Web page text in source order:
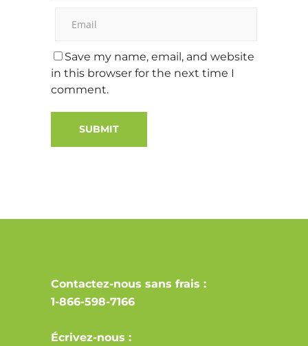
Save my name, email, and website
in this browser for the next time I
comment.
Contactez-nous sans frais :
1-866-598-7166
Écrivez-nous :